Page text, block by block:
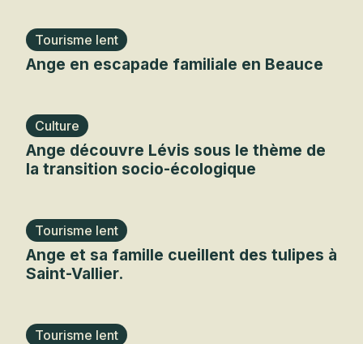
Culture
Tourisme lent
Ange en escapade familiale en Beauce
Culture
Ange découvre Lévis sous le thème de
la transition socio-écologique
Tourisme lent
Ange et sa famille cueillent des tulipes à
Saint-Vallier.
Tourisme lent